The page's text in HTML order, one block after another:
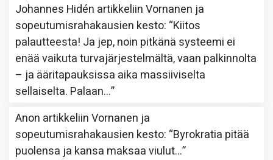
Johannes Hidén artikkeliinVornanen ja
sopeutumisrahakausien kesto: “Kiitos
palautteesta! Ja jep, noin pitkänä systeemi ei
enää vaikuta turvajärjestelmältä, vaan palkinnolta
– ja ääritapauksissa aika massiiviselta
sellaiselta. Palaan…”
Anon artikkeliinVornanen ja
sopeutumisrahakausien kesto: “Byrokratia pitää
puolensa ja kansa maksaa viulut…”